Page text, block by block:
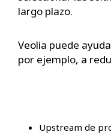
largo plazo.
Veolia puede
por ejemplo, a
Upstream de